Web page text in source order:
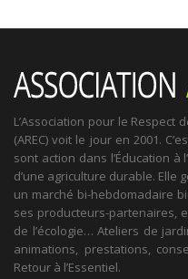
L’Association pour le Respect
(AREC) voit le jour en 2001.
sont action dans l’Éducation
d’une agriculture durable. Elle
un marché bi-hebdomadaire
ses producteurs-partenaires,
de l’écologie… Ateliers de
animations, prestations,
Retour à l’Essentiel.